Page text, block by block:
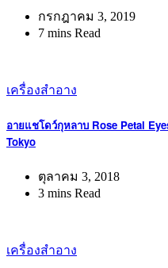
กรกฎาคม 3, 2019
7 mins Read
เครื่องสำอาง
อายแชโดว์กุหลาบ Rose Petal
Tokyo
ตุลาคม 3, 2018
3 mins Read
เครื่องสำอาง